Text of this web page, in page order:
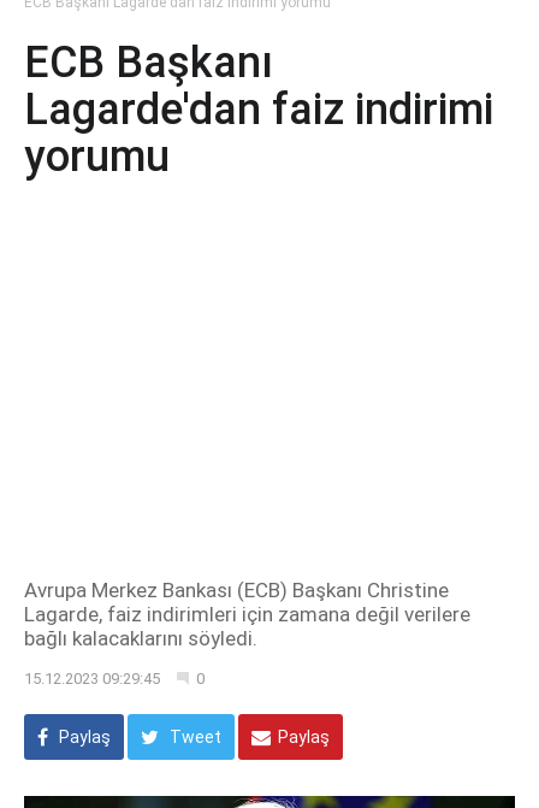
ECB Başkanı
Lagarde'dan faiz indirimi
yorumu
Avrupa Merkez Bankası (ECB) Başkanı Christine
Lagarde, faiz indirimleri için zamana değil verilere
bağlı kalacaklarını söyledi.
15.12.2023 09:29:45 0
Paylaş Tweet Paylaş